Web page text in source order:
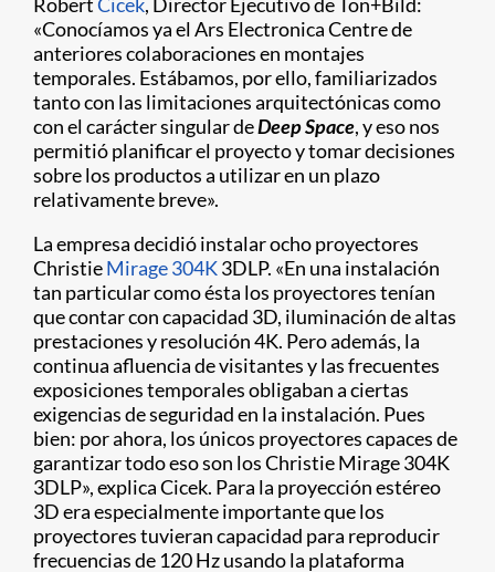
«Conocíamos ya el Ars Electronica Centre de
anteriores colaboraciones en montajes
temporales. Estábamos, por ello, familiarizados
tanto con las limitaciones arquitectónicas como
con el carácter singular deDeep Space, y eso nos
permitió planificar el proyecto y tomar decisiones
sobre los productos a utilizar en un plazo
relativamente breve».
La empresa decidió instalar ocho proyectores
ChristieMirage 304K3DLP. «En una instalación
tan particular como ésta los proyectores tenían
que contar con capacidad 3D, iluminación de altas
prestaciones y resolución 4K. Pero además, la
continua afluencia de visitantes y las frecuentes
exposiciones temporales obligaban a ciertas
exigencias de seguridad en la instalación. Pues
bien: por ahora, los únicos proyectores capaces de
garantizar todo eso son los Christie Mirage 304K
3DLP», explica Cicek. Para la proyección estéreo
3D era especialmente importante que los
proyectores tuvieran capacidad para reproducir
frecuencias de 120 Hz usando la plataforma